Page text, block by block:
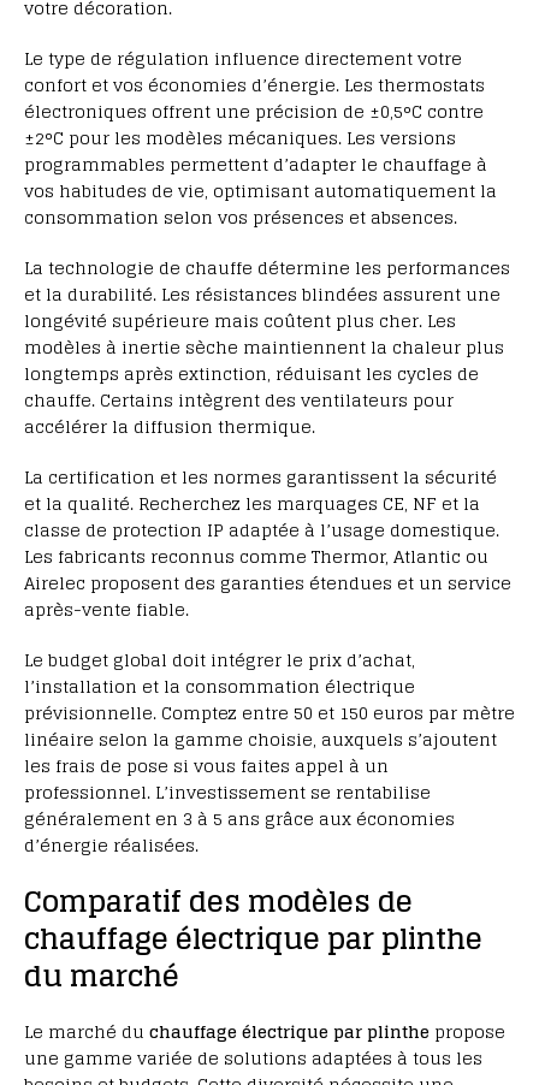
votre décoration.
Le type de régulation influence directement votre
confort et vos économies d’énergie. Les thermostats
électroniques offrent une précision de ±0,5°C contre
±2°C pour les modèles mécaniques. Les versions
programmables permettent d’adapter le chauffage à
vos habitudes de vie, optimisant automatiquement la
consommation selon vos présences et absences.
La technologie de chauffe détermine les performances
et la durabilité. Les résistances blindées assurent une
longévité supérieure mais coûtent plus cher. Les
modèles à inertie sèche maintiennent la chaleur plus
longtemps après extinction, réduisant les cycles de
chauffe. Certains intègrent des ventilateurs pour
accélérer la diffusion thermique.
La certification et les normes garantissent la sécurité
et la qualité. Recherchez les marquages CE, NF et la
classe de protection IP adaptée à l’usage domestique.
Les fabricants reconnus comme Thermor, Atlantic ou
Airelec proposent des garanties étendues et un service
après-vente fiable.
Le budget global doit intégrer le prix d’achat,
l’installation et la consommation électrique
prévisionnelle. Comptez entre 50 et 150 euros par mètre
linéaire selon la gamme choisie, auxquels s’ajoutent
les frais de pose si vous faites appel à un
professionnel. L’investissement se rentabilise
généralement en 3 à 5 ans grâce aux économies
d’énergie réalisées.
Comparatif des modèles de
chauffage électrique par plinthe
du marché
Le marché du chauffage électrique par plinthe propose
une gamme variée de solutions adaptées à tous les